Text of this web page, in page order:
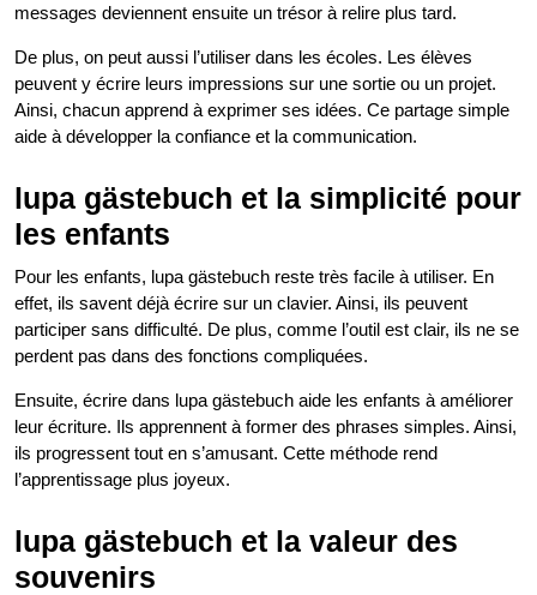
messages deviennent ensuite un trésor à relire plus tard.
De plus, on peut aussi l’utiliser dans les écoles. Les élèves
peuvent y écrire leurs impressions sur une sortie ou un projet.
Ainsi, chacun apprend à exprimer ses idées. Ce partage simple
aide à développer la confiance et la communication.
lupa gästebuch et la simplicité pour
les enfants
Pour les enfants, lupa gästebuch reste très facile à utiliser. En
effet, ils savent déjà écrire sur un clavier. Ainsi, ils peuvent
participer sans difficulté. De plus, comme l’outil est clair, ils ne se
perdent pas dans des fonctions compliquées.
Ensuite, écrire dans lupa gästebuch aide les enfants à améliorer
leur écriture. Ils apprennent à former des phrases simples. Ainsi,
ils progressent tout en s’amusant. Cette méthode rend
l’apprentissage plus joyeux.
lupa gästebuch et la valeur des
souvenirs